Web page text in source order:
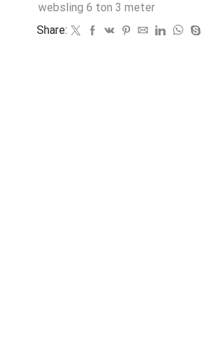
websling 6 ton 3 meter
Share: